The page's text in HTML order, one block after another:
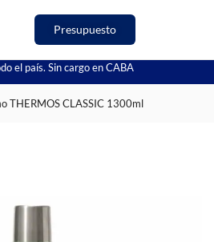
Presupuesto
el país. Sin cargo en CABA
THERMOS CLASSIC 1300ml